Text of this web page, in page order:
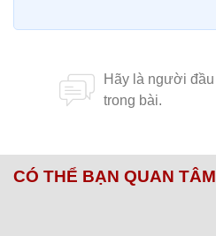
CÓ THỂ BẠN QUAN TÂM